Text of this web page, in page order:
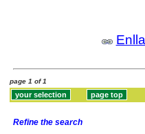
page 1 of 1
Refine the search